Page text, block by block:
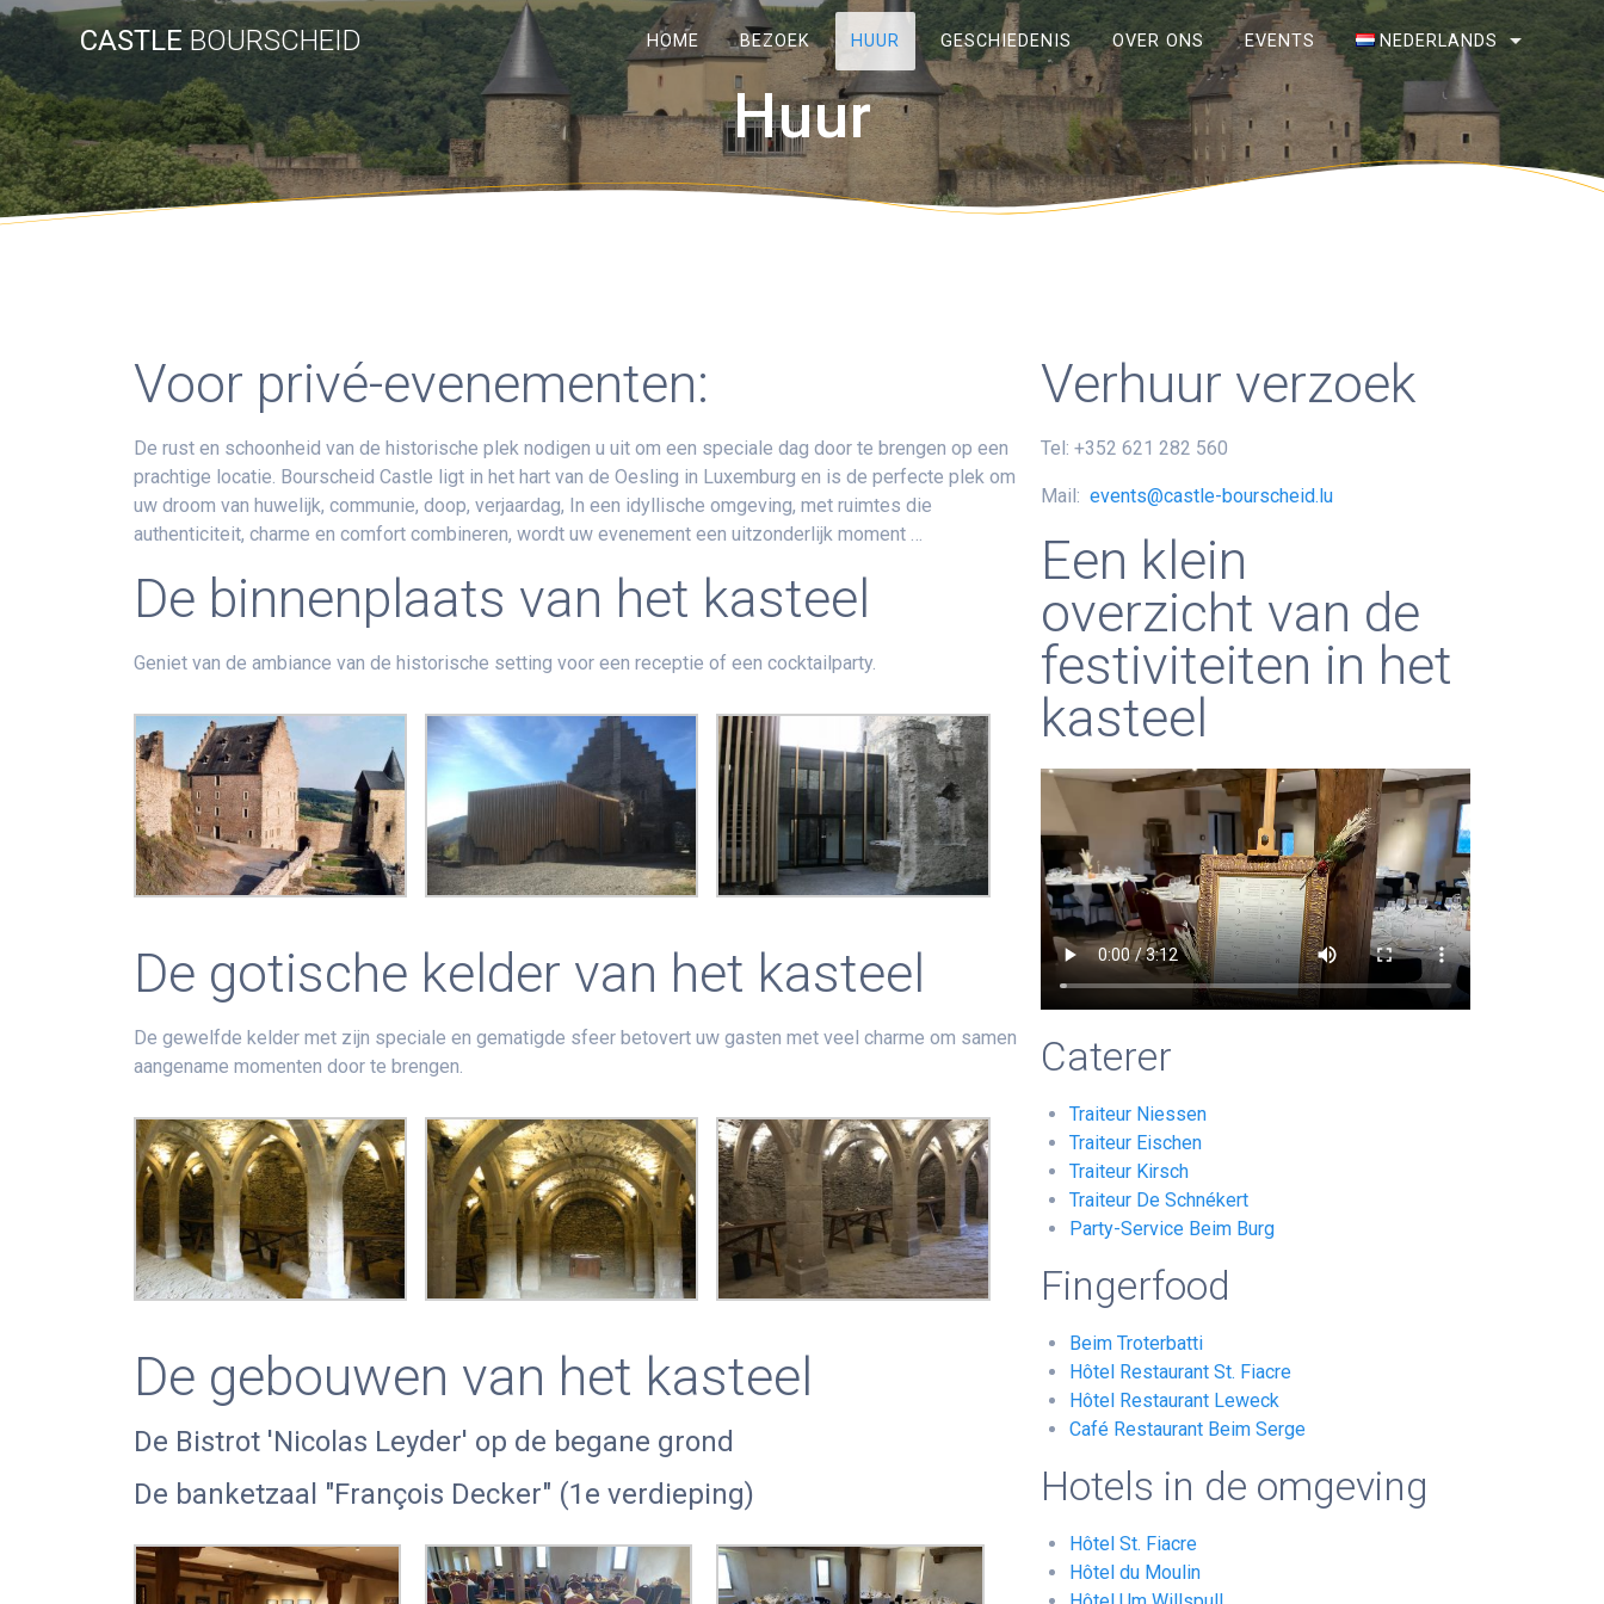
CASTLEBOURSCHEID HOME BEZOEK HUUR GESCHIEDENIS OVER ONS EVENTS NEDERLANDS
Français
Deutsch
Huur
.
Voor privé-evenementen:
De rust en schoonheid van de historische plek nodigen u uit om een speciale dag door te brengen op een
prachtige locatie. Bourscheid Castle ligt in het hart van de Oesling in Luxemburg en is de perfecte plek om
uw droom van huwelijk, communie, doop, verjaardag, In een idyllische omgeving, met ruimtes die
authenticiteit, charme en comfort combineren, wordt uw evenement een uitzonderlijk moment …
De binnenplaats van het kasteel
Geniet van de ambiance van de historische setting voor een receptie of een cocktailparty.
De gotische kelder van het kasteel
De gewelfde kelder met zijn speciale en gematigde sfeer betovert uw gasten met veel charme om samen
aangename momenten door te brengen.
De gebouwen van het kasteel
De Bistrot 'Nicolas Leyder' op de begane grond
De banketzaal "François Decker" (1e verdieping)
Verhuur verzoek
Tel: +352 621 282 560
Mail: events@castle-bourscheid.lu
Een klein
overzicht van de
festiviteiten in het
kasteel
Caterer
Traiteur Niessen
Traiteur Eischen
Traiteur Kirsch
Traiteur De Schnékert
Party-Service Beim Burg
Fingerfood
Beim Troterbatti
Hôtel Restaurant St. Fiacre
Hôtel Restaurant Leweck
Café Restaurant Beim Serge
Hotels in de omgeving
Hôtel St. Fiacre
Hôtel du Moulin